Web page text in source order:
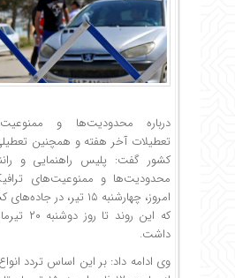
درباره محدودیت‌ها و
تعطیلات آخر هفته و همچنین
کشور گفت:‌ پلیس راهنمایی و
محدودیت‌ها و ممنوعیت‌های
امروز، چهارشنبه ۱۵ تیر،
که این
داشت.
وی ادامه داد: بر این اساس تردد